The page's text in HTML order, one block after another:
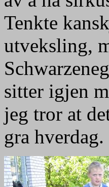
Tenkte
utveksling,
sitter igjen
jeg tror at
gra hverdag.